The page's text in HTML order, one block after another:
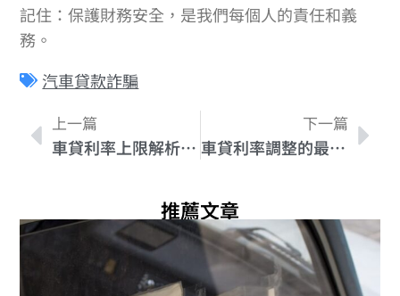
記住：保護財務安全，是我們每個人的責任和義
務。
汽車貸款詐騙
上一篇
車貸利率上限解析：應如何選擇最適合的車貸方案?
下一篇
車貸利率調整的最新趨勢和影響力
推薦文章